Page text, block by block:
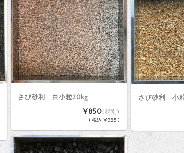
さび砂利 白小粒20kg
¥850(税別)
( 税込 ¥935 )
さび砂利 小